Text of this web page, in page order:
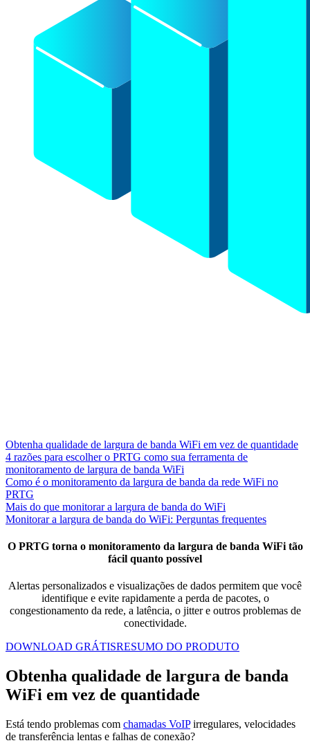
Obtenha qualidade de largura de banda WiFi em vez de quantidade
4 razões para escolher o PRTG como sua ferramenta de
monitoramento de largura de banda WiFi
Como é o monitoramento da largura de banda da rede WiFi no
PRTG
Mais do que monitorar a largura de banda do WiFi
Monitorar a largura de banda do WiFi: Perguntas frequentes
O PRTG torna o monitoramento da largura de banda WiFi tão
fácil quanto possível
Alertas personalizados e visualizações de dados permitem que você
identifique e evite rapidamente a perda de pacotes, o
congestionamento da rede, a latência, o jitter e outros problemas de
conectividade.
DOWNLOAD GRÁTISRESUMO DO PRODUTO
Obtenha qualidade de largura de banda
WiFi em vez de quantidade
Está tendo problemas com chamadas VoIPirregulares, velocidades
de transferência lentas e falhas de conexão?